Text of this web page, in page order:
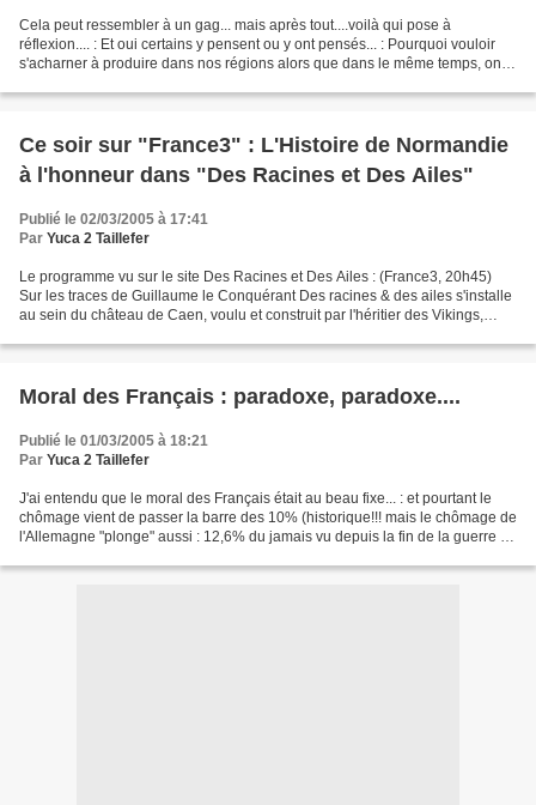
Cela peut ressembler à un gag... mais après tout....voilà qui pose à
réflexion.... : Et oui certains y pensent ou y ont pensés... : Pourquoi vouloir
s'acharner à produire dans nos régions alors que dans le même temps, on
Ce soir sur "France3" : L'Histoire de Normandie
à l'honneur dans "Des Racines et Des Ailes"
Publié le 02/03/2005 à 17:41
Par Yuca 2 Taillefer
Le programme vu sur le site Des Racines et Des Ailes : (France3, 20h45)
Sur les traces de Guillaume le Conquérant Des racines & des ailes s'installe
au sein du château de Caen, voulu et construit par l'héritier des Vikings,
Moral des Français : paradoxe, paradoxe....
Publié le 01/03/2005 à 18:21
Par Yuca 2 Taillefer
J'ai entendu que le moral des Français était au beau fixe... : et pourtant le
chômage vient de passer la barre des 10% (historique!!! mais le chômage de
l'Allemagne "plonge" aussi : 12,6% du jamais vu depuis la fin de la guerre et